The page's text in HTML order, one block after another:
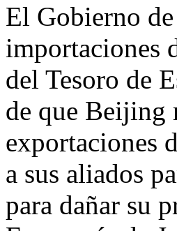
El Gobierno
importaciones
del Tesoro de
de que Beijing
exportaciones
a sus aliados
para dañar su